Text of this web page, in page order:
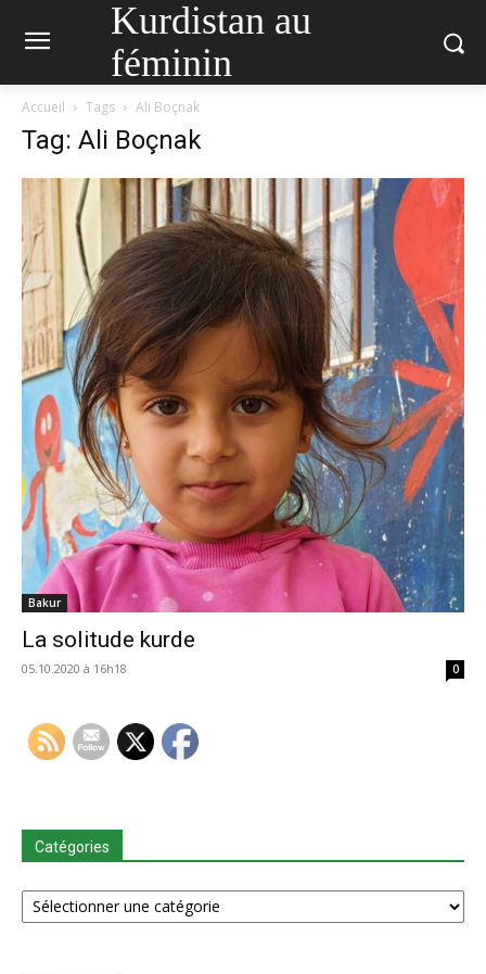
Kurdistan au
féminin
Accueil Tags Ali Boçnak
Tag: Ali Boçnak
Bakur
La solitude kurde
05.10.2020 à 16h18 0
Catégories
Catégories